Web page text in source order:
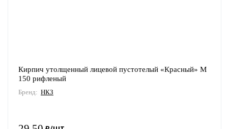
Кирпич утолщенный лицевой пустотелый «Красный» М
150 рифленый
Бренд: НКЗ